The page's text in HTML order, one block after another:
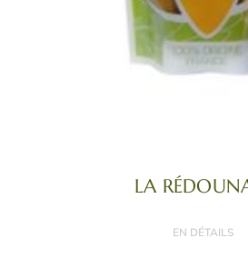
LA
EN DÉTAILS